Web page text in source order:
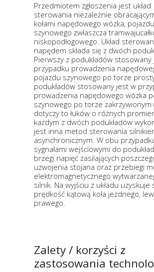
Przedmiotem zgłoszenia jest układ
sterowania niezależnie
kołami napędowego wózka, pojazdu
szynowego zwłaszcza
niskopodłogowego. Układ
napędem składa się z dwóch
Pierwszy z podukładów
przypadku prowadzenia
pojazdu szynowego po torze
podukładów stosowany jest w
prowadzenia napędowego wózka
szynowego po torze zakrzywionym
dotyczy to łuków o różnych
każdym z dwóch podukładów
jest inna metod sterowania
asynchronicznym. W obu
sygnałami wejściowymi do
brzegi napięć zasilających
uzwojenia stojana oraz przebiegi
elektromagnetycznego
silnik. Na wyjściu z układu uzyskuje
prędkość kątową koła jezdnego,
prawego.
Zalety / korzyści z
zastosowania